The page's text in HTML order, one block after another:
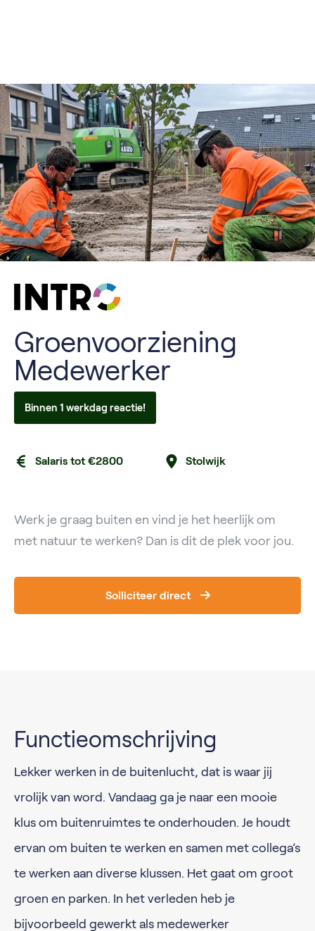
Groenvoorziening
Medewerker
Binnen 1 werkdag reactie!
Salaris tot €2800 Stolwijk
Werk je graag buiten en vind je het heerlijk om
met natuur te werken? Dan is dit de plek voor jou.
Solliciteer direct
Functieomschrijving
Lekker werken in de buitenlucht, dat is waar jij
vrolijk van word. Vandaag ga je naar een mooie
klus om buitenruimtes te onderhouden. Je houdt
ervan om buiten te werken en samen met collega’s
te werken aan diverse klussen. Het gaat om groot
groen en parken. In het verleden heb je
bijvoorbeeld gewerkt als medewerker